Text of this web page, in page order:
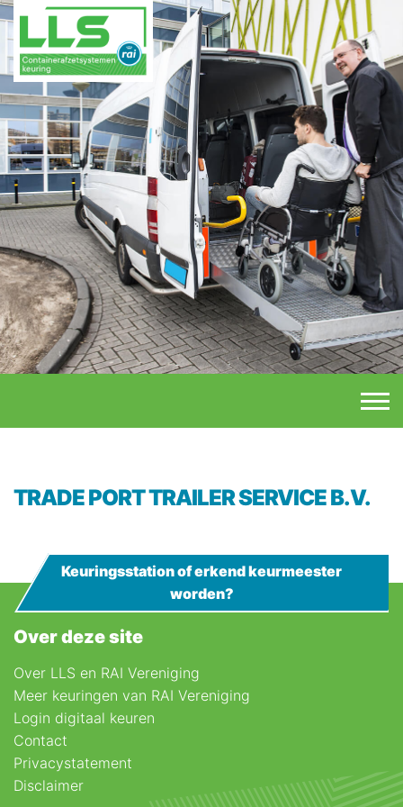
TRADE PORT TRAILER SERVICE B.V.
Over deze site
Over LLS en RAI Vereniging
Meer keuringen van RAI Vereniging
Login digitaal keuren
Contact
Privacystatement
Disclaimer
Keuringsstation of erkend keurmeester
worden?